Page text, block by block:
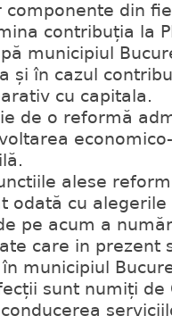
din
contribuția la
municipiul
și în cazul
cu capitala.
de o reformă
alese
odată cu
pe acum a
care in prezent
municipiul
sunt numiți de